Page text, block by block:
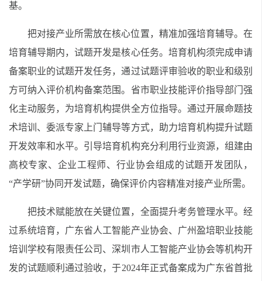
基。
把对接产业所需放在核心位置，精准加强培育辅导。在
培育辅导期内，试题开发是核心任务。培育机构须完成申请
备案职业的试题开发任务，通过试题评审验收的职业和级别
方可纳入评价机构备案范围。省市职业技能评价指导部门强
化主动服务，为培育机构提供全方位指导。通过开展命题技
术培训、委派专家上门辅导等方式，助力培育机构提升试题
开发效率和水平。引导培育机构充分利用行业资源，组建由
高校专家、企业工程师、行业协会组成的试题开发团队，
“产学研”协同开发试题，确保评价内容精准对接产业所需。
把技术赋能放在关键位置，全面提升考务管理水平。经
过系统培育，广东省人工智能产业协会、广州盈培职业技能
培训学校有限责任公司、深圳市人工智能产业协会等机构开
发的试题顺利通过验收，于2024年正式备案成为广东省首批